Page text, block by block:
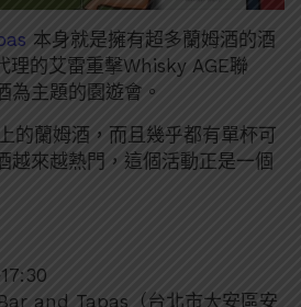
本身就是擁有超多蘭姆酒的酒
理的艾雷重擊Whisky AGE聯
為主題的園遊會。
的蘭姆酒，而且幾乎都有單杯可
越來越熱門，這個活動正是一個
and Tapas（台北市大安區安